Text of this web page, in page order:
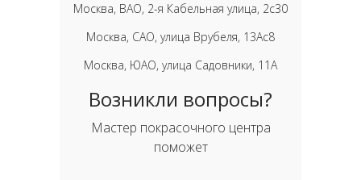
Москва, ВАО, 2-я Кабельная улица, 2с30
Москва, САО, улица Врубеля, 13Ас8
Москва, ЮАО, улица Садовники, 11А
Возникли вопросы?
Мастер покрасочного центра
поможет